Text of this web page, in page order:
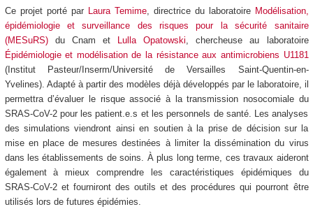
Ce projet porté par Laura Temime, directrice du laboratoire Modélisation,
épidémiologie et surveillance des risques pour la sécurité sanitaire
(MESuRS)du Cnam et Lulla Opatowski , chercheuse au laboratoire
Épidémiologie et modélisation de la résistance aux antimicrobiens U1181
(Institut Pasteur/Inserm/Université de Versailles Saint-Quentin-en-
Yvelines). Adapté à partir des modèles déjà développés par le laboratoire, il
permettra d’évaluer le risque associé à la transmission nosocomiale du
SRAS-CoV-2 pour les patient.e.s et les personnels de santé. Les analyses
des simulations viendront ainsi en soutien à la prise de décision sur la
mise en place de mesures destinées à limiter la dissémination du virus
dans les établissements de soins. À plus long terme, ces travaux aideront
également à mieux comprendre les caractéristiques épidémiques du
SRAS-CoV-2 et fourniront des outils et des procédures qui pourront être
utilisés lors de futures épidémies.